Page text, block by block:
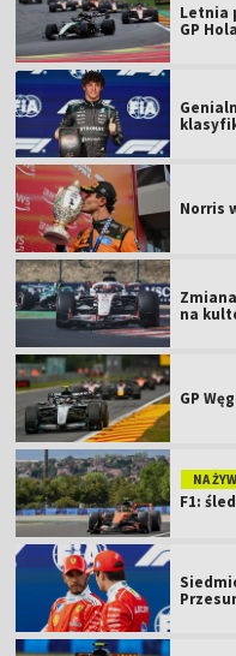
Letnia
GP
Norris
na
GP
NA
F1: